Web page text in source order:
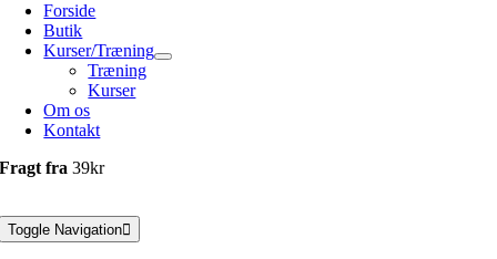
Forside
Butik
Kurser/Træning
Træning
Kurser
Om os
Kontakt
Fragt fra39kr
Toggle Navigation